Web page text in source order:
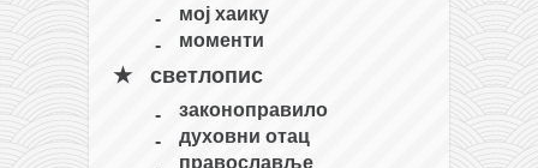
мој хаику
моменти
светлопис
законоправило
духовни отац
православље